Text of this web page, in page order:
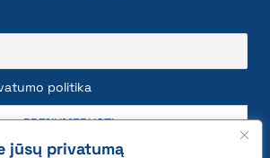
jūsų privatumą
politika